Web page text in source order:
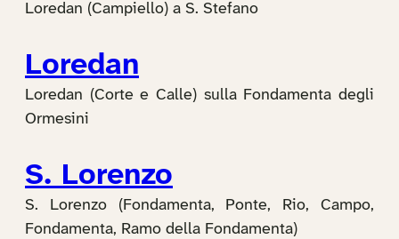
Loredan (Campiello) a S. Stefano
Loredan
Loredan (Corte e Calle) sulla Fondamenta degli
Ormesini
S. Lorenzo
S. Lorenzo (Fondamenta, Ponte, Rio, Campo,
Fondamenta, Ramo della Fondamenta)